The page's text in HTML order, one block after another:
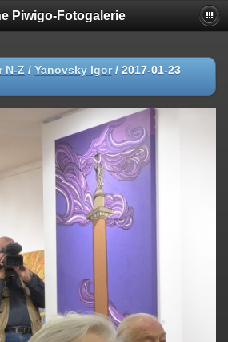
Piwigo-Fotogalerie
N-Z / Yanovsky Igor/ 2017-01-23